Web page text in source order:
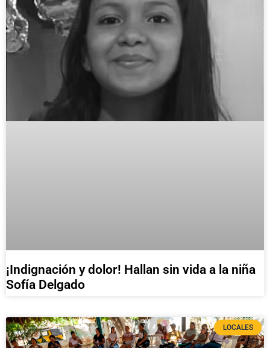
¡Indignación y dolor! Hallan sin vida a la niña
Sofía Delgado
LOCALES